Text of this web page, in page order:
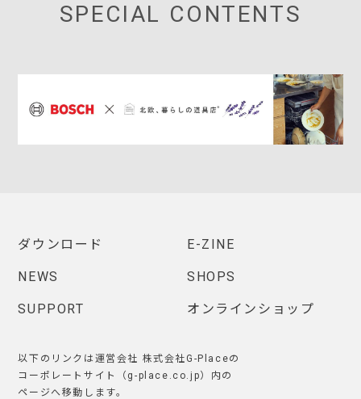
SPECIAL CONTENTS
ダウンロード E-ZINE
NEWS SHOPS
SUPPORT オンラインショップ
以下のリンクは運営会社 株式会社G-Placeの
コーポレートサイト（g-place.co.jp）内の
ページへ移動します。